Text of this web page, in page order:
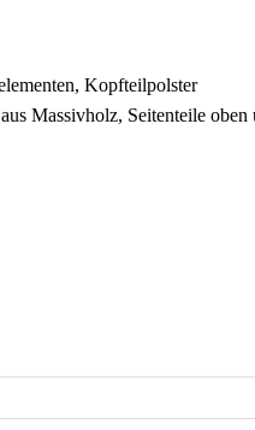
Kopfteilpolster
Massivholz, Seitenteile oben